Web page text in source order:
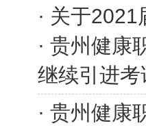
· 关于2021
· 贵州健康
继续引进
· 贵州健康